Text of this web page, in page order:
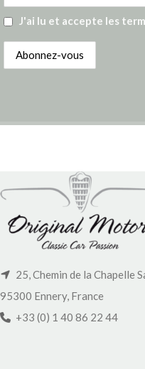
J'ai lu et accepte les
25, Chemin de la Chapelle
95300 Ennery, France
+33 (0) 1 40 86 22 44